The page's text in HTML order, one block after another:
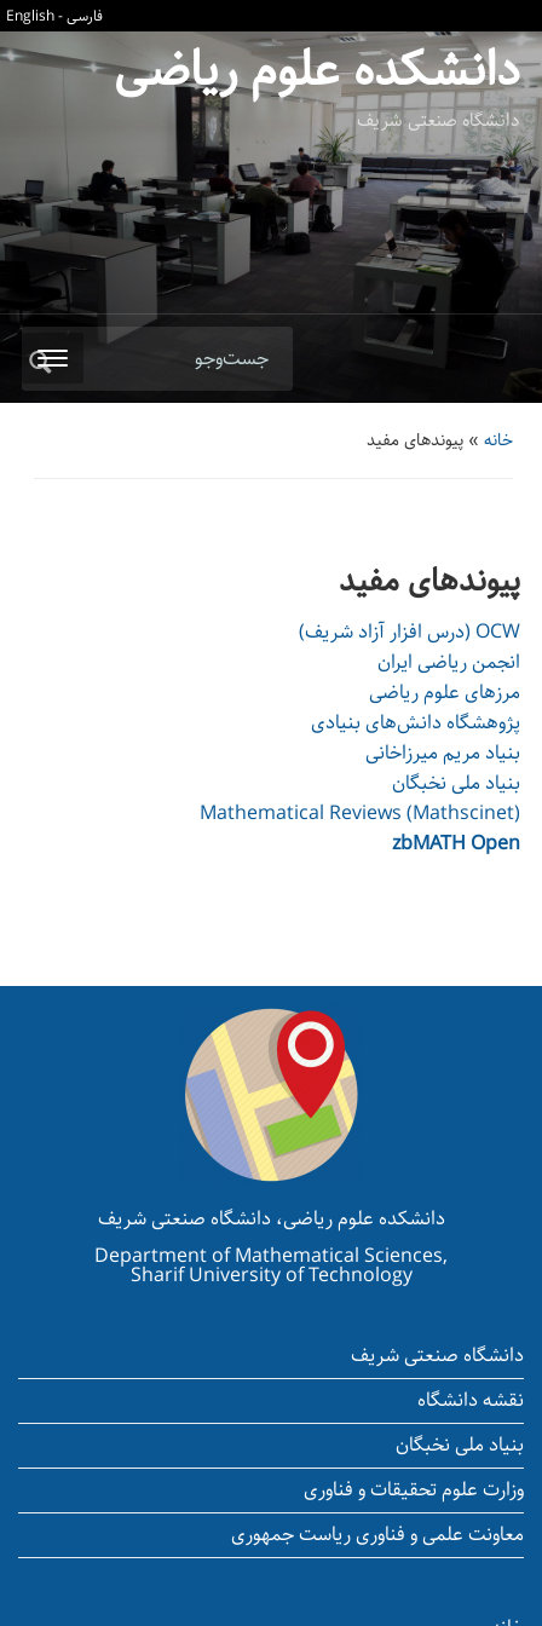
English-فارسی
دانشکده علوم ریاضی
دانشگاه صنعتی شریف
جست‌وجو
خانه »پیوند‌های مفید
پیوند‌های مفید
OCW (درس افزار آزاد شریف)
انجمن ریاضی ایران
مرزهای علوم ریاضی
پژوهشگاه دانش‌های بنیادی
بنیاد مریم میرزاخانی
بنیاد ملی نخبگان
Mathematical Reviews (Mathscinet)
zbMATH Open
دانشکده علوم ریاضی، دانشگاه صنعتی شریف
Department of Mathematical Sciences,
Sharif University of Technology
دانشگاه صنعتی شریف
نقشه دانشگاه
بنیاد ملی نخبگان
وزارت علوم تحقیقات و فناوری
معاونت علمی و فناوری ریاست جمهوری